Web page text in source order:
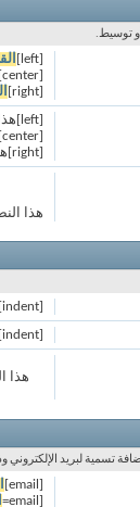
توسيط.
[left]
[center]
[right]
[left]هذا النص باتجاه اليسار[/left]
[center]هذا النص بالوسط[/center]
[right]هذا النص باتجاه اليمين[/right]
هذا
[indent]
[indent]هذا النص متساوي الأطراف[/indent]
هذا
تسمية لبريد
[email]
[email=